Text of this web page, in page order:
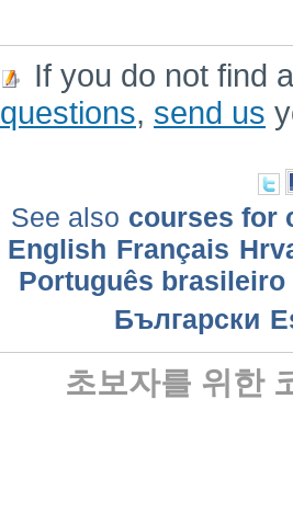
If you do not find
questions, send us
See also courses for
English Français
Português brasileiro
Български
초보자를 위한